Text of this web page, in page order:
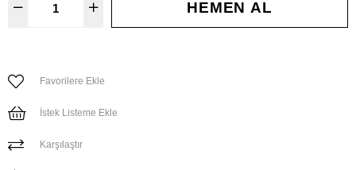
Favorilere Ekle
İstek Listeme Ekle
Karşılaştır